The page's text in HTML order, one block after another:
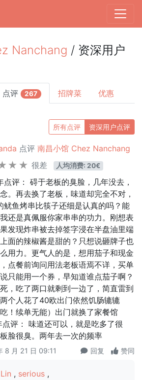
Nanchang / 资深用户
点评 267 招牌菜 优惠
所有点评 资深用户点评
点评 南昌小馆 Chez Nanchang
很差
人均消费: 20€
评： 碍于老板的臭脸，几年没去，
。再去换了老板，味道却完全不对，
鱿鱼烤串比筷子还细是认真的吗？能
还是真佩服你家串串的功力。刚想表
发现炸串被去掉签字浸在半盘油里端
面的辣椒酱是甜的？只想说砸牌子也
用力。更气人的是，想用茄子和现金
点餐前询问用法老板语焉不详，买单
只能用一个券，早知道谁点茄子啊？
，吃了两口就剩到一边了，简直雷到
个人花了40欧出门依然饥肠辘辘
吃！续单无能）出门就换了家餐馆
点评： 味道还可以，就是吃多了很
脸很臭。两年去一次的频率
8 月 21 日 09:11 回复 赞同
Lin , serious ,